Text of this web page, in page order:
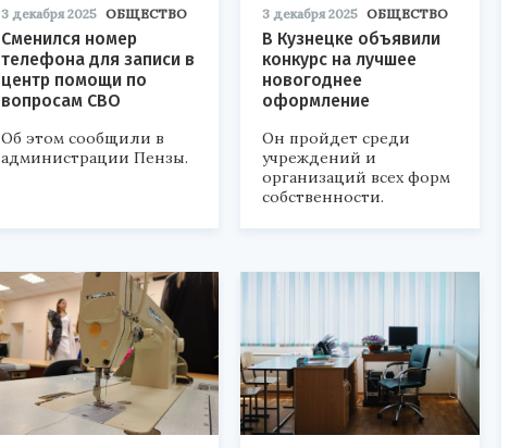
3 декабря 2025 ОБЩЕСТВО
Сменился номер
телефона для записи в
центр помощи по
вопросам СВО
Об этом сообщили в
администрации Пензы.
3 декабря 2025 ОБЩЕСТВО
В Кузнецке объявили
конкурс на лучшее
новогоднее
оформление
Он пройдет среди
учреждений и
организаций всех форм
собственности.